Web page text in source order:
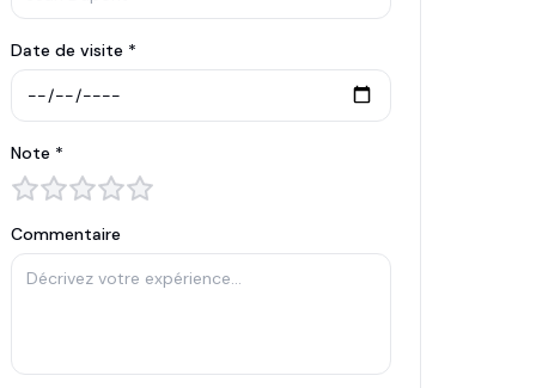
Date de visite *
Note *
Commentaire